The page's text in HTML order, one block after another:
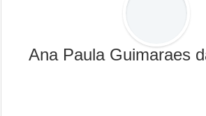
Ana Paula Guimaraes